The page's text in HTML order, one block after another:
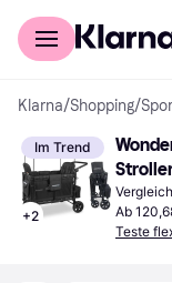
Für Shopper
Klarna/Shopping/
Im Trend
+2
Ab
Teste